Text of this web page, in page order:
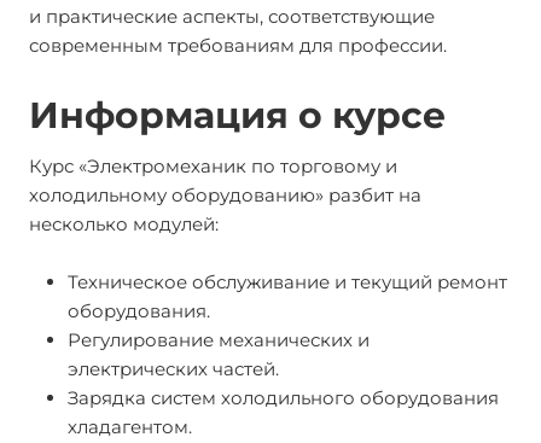
и практические аспекты, соответствующие
современным требованиям для профессии.
Информация о курсе
Курс «Электромеханик по торговому и
холодильному оборудованию» разбит на
несколько модулей:
Техническое обслуживание и текущий ремонт
оборудования.
Регулирование механических и
электрических частей.
Зарядка систем холодильного оборудования
хладагентом.